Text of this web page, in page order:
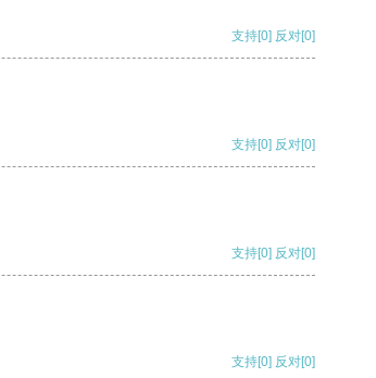
支持[0] 反对[0]
支持[0] 反对[0]
支持[0] 反对[0]
支持[0] 反对[0]